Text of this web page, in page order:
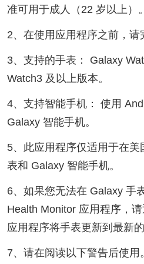
准可用于成人（22 岁以上）。
2、在使用应用程序之前，请
3、支持的手表： Galaxy
Watch3 及以上版本。
4、支持智能手机： 使用
Galaxy 智能手机。
5、此应用程序仅适用于在
表和 Galaxy 智能手机。
6、如果您无法在 Galaxy 手
Health Monitor 应用程序，
应用程序将手表更新到最新
7、请在阅读以下警告后使用。